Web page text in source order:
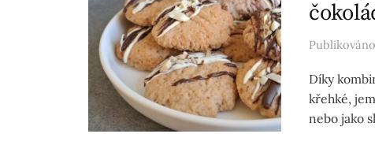
Publikováno
Díky
křehké,
nebo jako